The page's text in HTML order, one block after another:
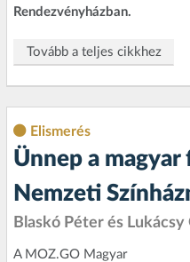
Rendezvényházban.
Tovább a teljes cikkhez
Elismerés
Ünnep a magyar
Nemzeti
Blaskó Péter és
A MOZ.GO Magyar